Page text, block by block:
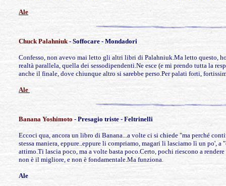
Ale
Chuck Palahniuk - Soffocare - Mondadori
Confesso, non avevo mai letto gli altri libri di Palahniuk.Ma letto questo,
realtà parallela, quella dei sessodipendenti.Ne esce (e mi prendo tutta la
anche il finale, dove chiunque altro si sarebbe perso.Per palati forti,
Ale
Banana Yoshimoto - Presagio triste - Feltrinelli
Eccoci qua, ancora un libro di Banana...a volte ci si chiede "ma perché
stessa maniera, eppure..eppure li compriamo, magari li lasciamo lì un po',
attimo.Ti lascia poco, ma a volte basta poco.Certo, pochi riescono a
non è il migliore, e non è fondamentale.Ma funziona.
Ale